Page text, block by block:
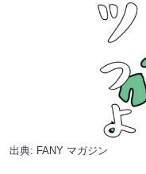
出典: FANY マガジン